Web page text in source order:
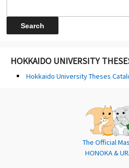
HOKKAIDO UNIVERSITY
Hokkaido University Theses
The Official
HONOKA &